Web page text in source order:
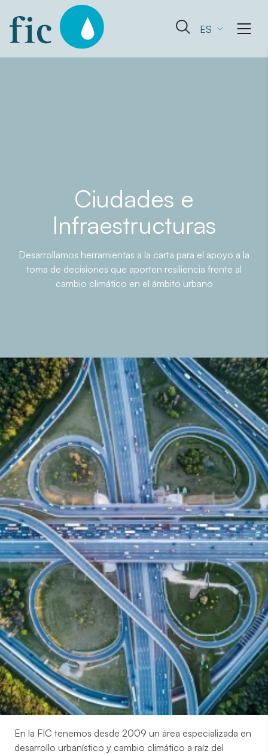
Abrir
formulario
ES
Ciudades e
Infraestructuras
Desarrollamos herramientas a la carta para el apoyo a la
toma de decisiones que aporten resiliencia frente al
cambio climático en el ámbito urbano
Qué ofrecemos
La situación devulnerabilidadfrente a los eventos
meteorológicos extremosestá incrementando la
preocupación internacional por el impacto del cambio
climático sobre las ciudades.
En la FIC tenemos desde 2009 un área especializada en
desarrollo urbanístico y cambio climático a raíz del